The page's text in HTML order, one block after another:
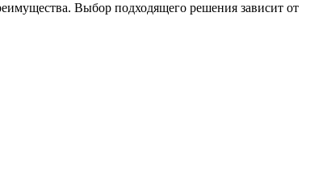
Выбор подходящего решения зависит от